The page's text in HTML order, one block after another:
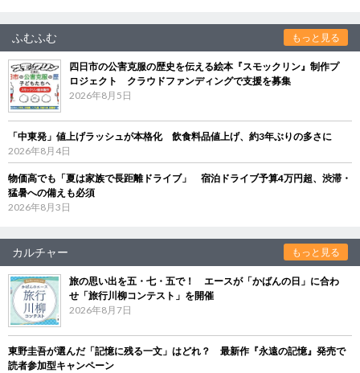
ふむふむ もっと見る
四日市の公害克服の歴史を伝える絵本『スモックリン』制作プ
ロジェクト クラウドファンディングで支援を募集
2026年8月5日
「中東発」値上げラッシュが本格化 飲食料品値上げ、約3年ぶりの多さに
2026年8月4日
物価高でも「夏は家族で長距離ドライブ」 宿泊ドライブ予算4万円超、渋滞・
猛暑への備えも必須
2026年8月3日
カルチャー もっと見る
旅の思い出を五・七・五で！ エースが「かばんの日」に合わ
せ「旅行川柳コンテスト」を開催
2026年8月7日
東野圭吾が選んだ「記憶に残る一文」はどれ？ 最新作『永遠の記憶』発売で
読者参加型キャンペーン